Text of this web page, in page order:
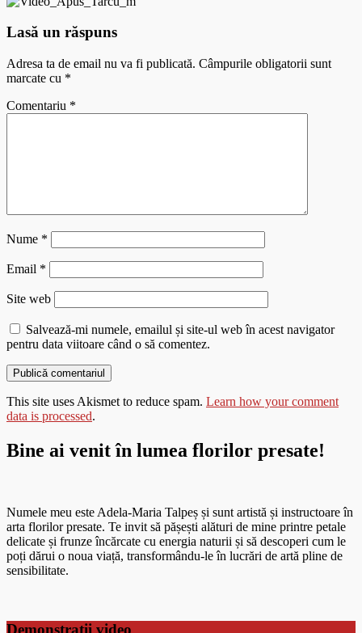
Lasă un răspuns
Adresa ta de email nu va fi publicată. Câmpurile obligatorii sunt
marcate cu *
Comentariu *
Nume *
Email *
Site web
Salvează-mi numele, emailul și site-ul web în acest navigator
pentru data viitoare când o să comentez.
This site uses Akismet to reduce spam. Learn how your comment
data is processed.
Bine ai venit în lumea florilor presate!
Numele meu este Adela-Maria Talpeș și sunt artistă și instructoare în
arta florilor presate. Te invit să pășești alături de mine printre petale
delicate și frunze încărcate cu energia naturii și să descoperi cum le
poți dărui o noua viață, transformându-le în lucrări de artă pline de
sensibilitate.
Demonstratii video